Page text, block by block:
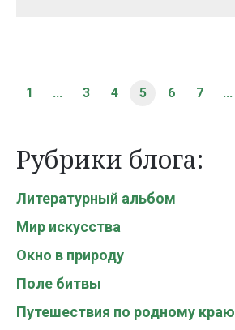
1 ... 3 4 5 6 7 ...
Рубрики блога:
Литературный альбом
Мир искусства
Окно в природу
Поле битвы
Путешествия по родному краю